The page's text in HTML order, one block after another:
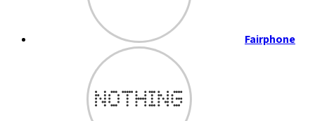
Fairphone